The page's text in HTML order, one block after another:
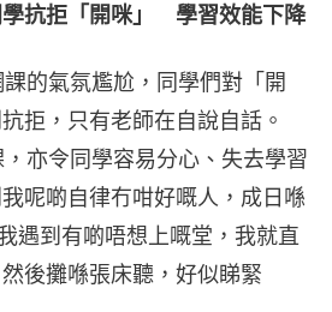
學抗拒「開咪」　學習效能下降
的氣氛尷尬，同學們對「開
拒，只有老師在自說自話。
，亦令同學容易分心、失去學習
呢啲自律冇咁好嘅人，成日喺
遇到有啲唔想上嘅堂，我就直
後攤喺張床聽，好似睇緊